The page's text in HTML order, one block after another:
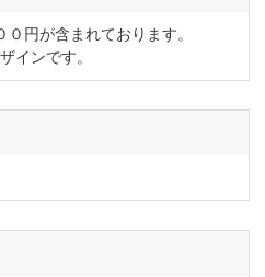
円が含まれております。
インです。